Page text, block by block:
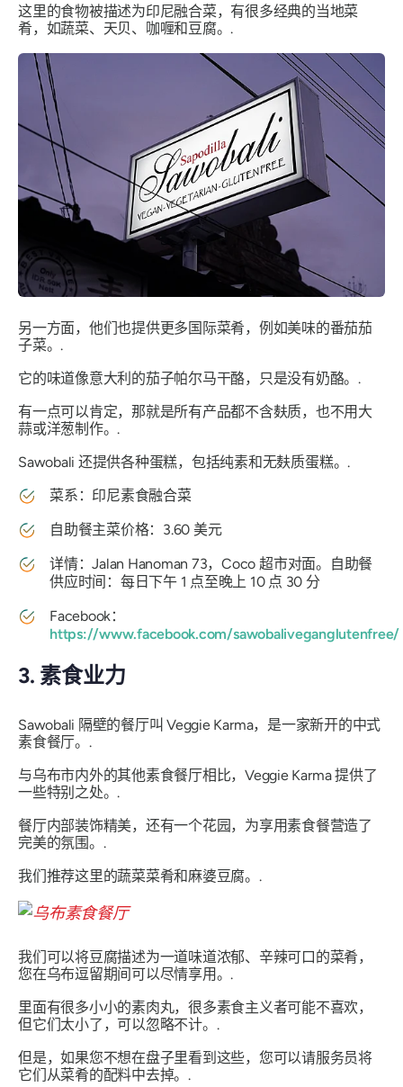
这里的食物被描述为印尼融合菜，有很多经典的当地菜
肴，如蔬菜、天贝、咖喱和豆腐。.
另一方面，他们也提供更多国际菜肴，例如美味的番茄茄
子菜。.
它的味道像意大利的茄子帕尔马干酪，只是没有奶酪。.
有一点可以肯定，那就是所有产品都不含麸质，也不用大
蒜或洋葱制作。.
Sawobali 还提供各种蛋糕，包括纯素和无麸质蛋糕。.
菜系：印尼素食融合菜
自助餐主菜价格：3.60 美元
详情：Jalan Hanoman 73，Coco 超市对面。自助餐
供应时间：每日下午 1 点至晚上 10 点 30 分
Facebook：
https://www.facebook.com/sawobaliveganglutenfree/
3. 素食业力
Sawobali 隔壁的餐厅叫 Veggie Karma，是一家新开的中式
素食餐厅。.
与乌布市内外的其他素食餐厅相比，Veggie Karma 提供了
一些特别之处。.
餐厅内部装饰精美，还有一个花园，为享用素食餐营造了
完美的氛围。.
我们推荐这里的蔬菜菜肴和麻婆豆腐。.
我们可以将豆腐描述为一道味道浓郁、辛辣可口的菜肴，
您在乌布逗留期间可以尽情享用。.
里面有很多小小的素肉丸，很多素食主义者可能不喜欢，
但它们太小了，可以忽略不计。.
但是，如果您不想在盘子里看到这些，您可以请服务员将
它们从菜肴的配料中去掉。.